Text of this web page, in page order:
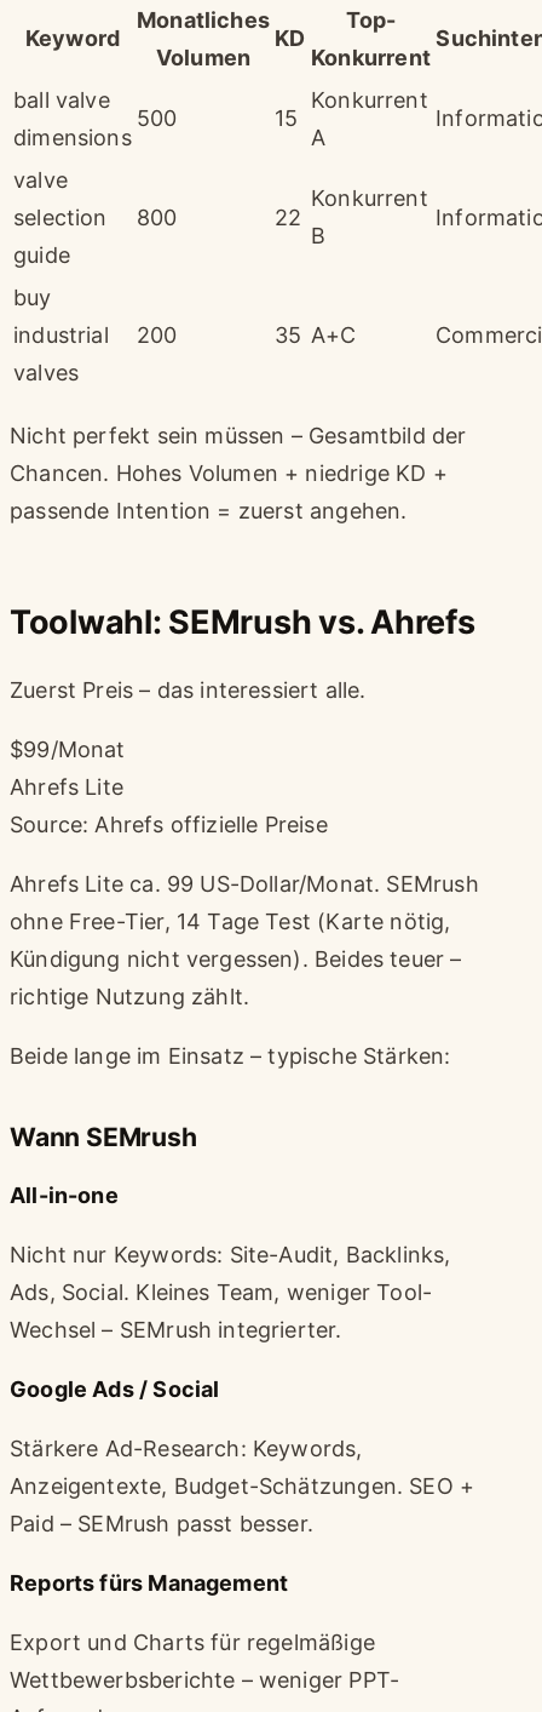
Keyword
Monatliches
Volumen
KD
Top-
Konkurrent
ball valve
dimensions
500 15
Konkurrent
A
valve
selection
guide
800 22
Konkurrent
B
buy
industrial
valves
200 35 A+C
Nicht perfekt sein müssen – Gesamtbild der
Chancen. Hohes Volumen + niedrige KD +
passende Intention = zuerst angehen.
Toolwahl: SEMrush vs. Ahrefs
Zuerst Preis – das interessiert alle.
$99/Monat
Ahrefs Lite
Source: Ahrefs offizielle Preise
Ahrefs Lite ca. 99 US-Dollar/Monat. SEMrush
ohne Free-Tier, 14 Tage Test (Karte nötig,
Kündigung nicht vergessen). Beides teuer –
richtige Nutzung zählt.
Beide lange im Einsatz – typische Stärken:
Wann SEMrush
All-in-one
Nicht nur Keywords: Site-Audit, Backlinks,
Ads, Social. Kleines Team, weniger Tool-
Wechsel – SEMrush integrierter.
Google Ads / Social
Stärkere Ad-Research: Keywords,
Anzeigentexte, Budget-Schätzungen. SEO +
Paid – SEMrush passt besser.
Reports fürs Management
Export und Charts für regelmäßige
Wettbewerbsberichte – weniger PPT-